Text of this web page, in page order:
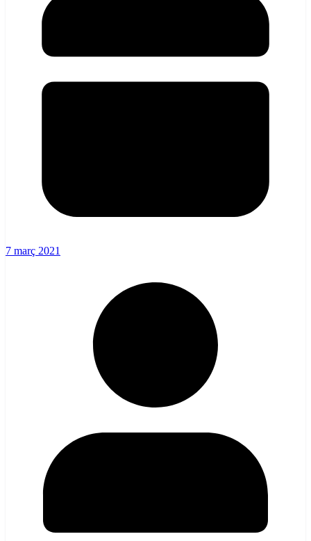
7 març 2021